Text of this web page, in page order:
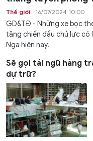
Thế giới 16/07/2024 10:00
GD&TĐ - Những xe bọc
tăng chiến đấu chủ lực có
Nga hiện nay.
Sẽ gọi tái ngũ hàng
dự trữ?